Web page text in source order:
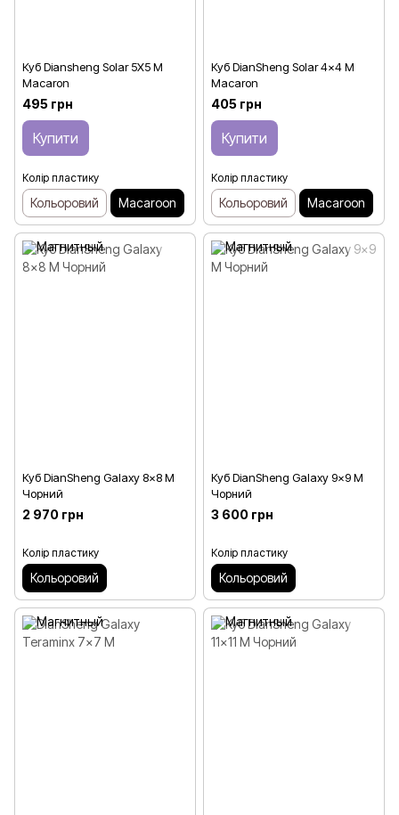
Куб Diansheng Solar 5X5 M
Macaron
495 грн
Купити
Колір пластику
Кольоровий Macaroon
Куб DianSheng Solar 4x4 M
Macaron
405 грн
Купити
Колір пластику
Кольоровий Macaroon
Куб DianSheng Galaxy 8x8 M
Чорний
2 970 грн
Колір пластику
Кольоровий
Куб DianSheng Galaxy 9x9 M
Чорний
3 600 грн
Колір пластику
Кольоровий